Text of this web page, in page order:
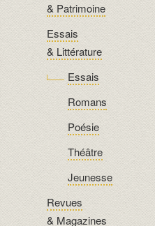
& Patrimoine
Essais
& Littérature
Essais
Romans
Poésie
Théâtre
Jeunesse
Revues
& Magazines